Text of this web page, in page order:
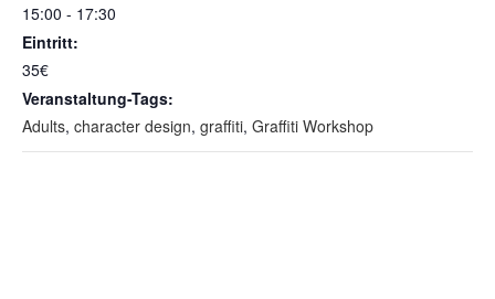
15:00 - 17:30
Eintritt:
35€
Veranstaltung-Tags:
Adults, character design, graffiti, Graffiti Workshop